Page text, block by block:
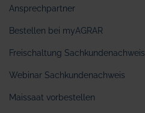
Ansprechpartner
Bestellen bei myAGRAR
Freischaltung Sachkundenachweis
Webinar Sachkundenachweis
Maissaat vorbestellen